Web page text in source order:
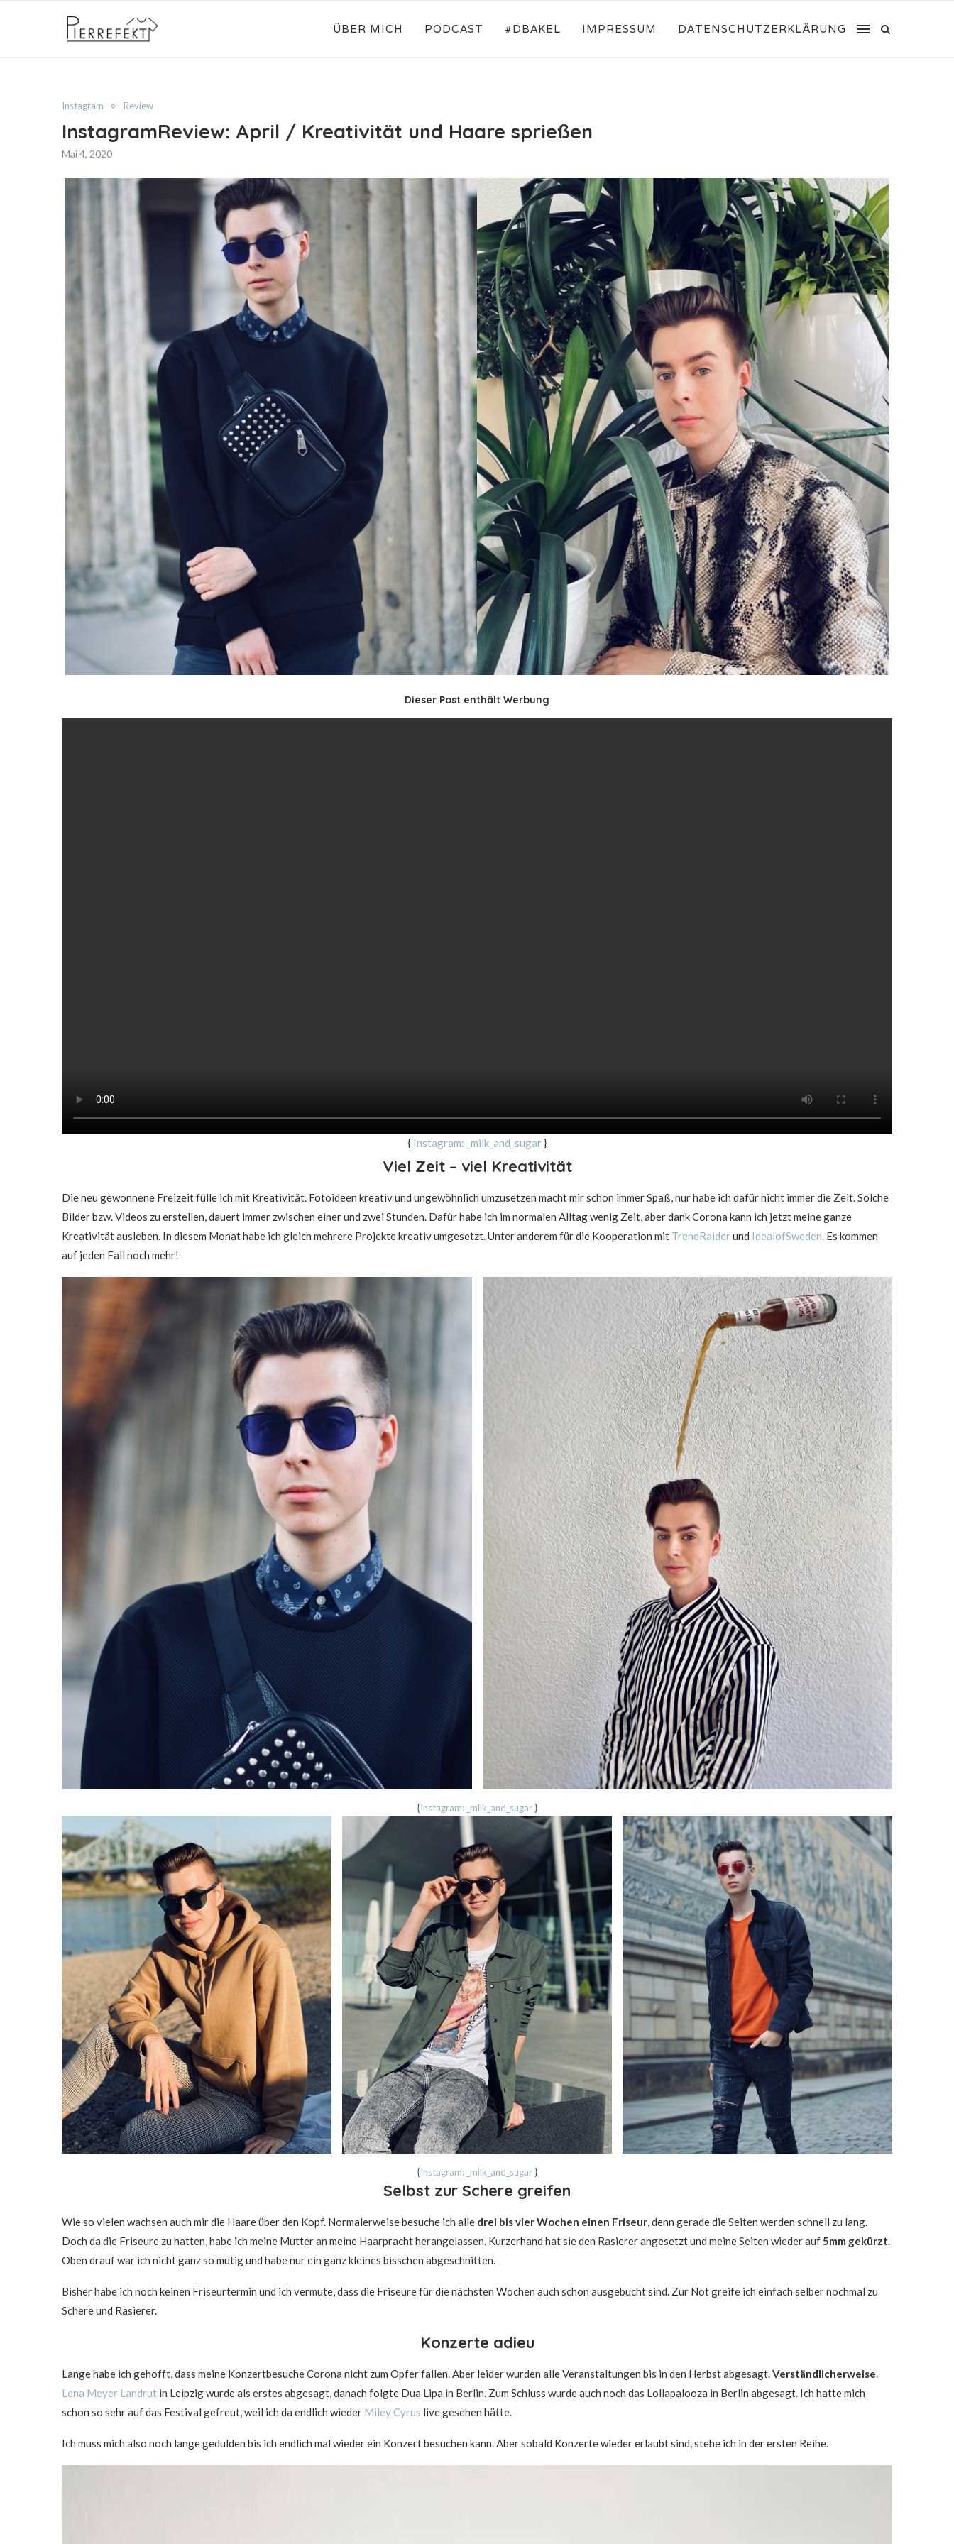
ÜBER MICH PODCAST #DBAKEL IMPRESSUM DATENSCHUTZERKLÄRUNG
Instagram Review
InstagramReview: April / Kreativität und Haare sprießen
Mai 4, 2020
Dieser Post enthält Werbung
{ Instagram: _milk_and_sugar}
Viel Zeit – viel Kreativität
Die neu gewonnene Freizeit fülle ich mit Kreativität. Fotoideen kreativ und ungewöhnlich umzusetzen macht mir schon immer Spaß, nur habe ich dafür nicht immer die Zeit. Solche
Bilder bzw. Videos zu erstellen, dauert immer zwischen einer und zwei Stunden. Dafür habe ich im normalen Alltag wenig Zeit, aber dank Corona kann ich jetzt meine ganze
Kreativität ausleben. In diesem Monat habe ich gleich mehrere Projekte kreativ umgesetzt. Unter anderem für die Kooperation mit TrendRaiderund IdealofSweden. Es kommen
auf jeden Fall noch mehr!
{Instagram: _milk_and_sugar}
{Instagram: _milk_and_sugar}
Selbst zur Schere greifen
Wie so vielen wachsen auch mir die Haare über den Kopf. Normalerweise besuche ich alle drei bis vier Wochen einen Friseur, denn gerade die Seiten werden schnell zu lang.
Doch da die Friseure zu hatten, habe ich meine Mutter an meine Haarpracht herangelassen. Kurzerhand hat sie den Rasierer angesetzt und meine Seiten wieder auf5mm gekürzt.
Oben drauf war ich nicht ganz so mutig und habe nur ein ganz kleines bisschen abgeschnitten.
Bisher habe ich noch keinen Friseurtermin und ich vermute, dass die Friseure für die nächsten Wochen auch schon ausgebucht sind. Zur Not greife ich einfach selber nochmal zu
Schere und Rasierer.
Konzerte adieu
Lange habe ich gehofft, dass meine Konzertbesuche Corona nicht zum Opfer fallen. Aber leider wurden alle Veranstaltungen bis in den Herbst abgesagt.Verständlicherweise.
Lena Meyer Landrut in Leipzig wurde als erstes abgesagt, danach folgte Dua Lipa in Berlin. Zum Schluss wurde auch noch das Lollapalooza in Berlin abgesagt. Ich hatte mich
schon so sehr auf das Festival gefreut, weil ich da endlich wieder Miley Cyrus live gesehen hätte.
Ich muss mich also noch lange gedulden bis ich endlich mal wieder ein Konzert besuchen kann. Aber sobald Konzerte wieder erlaubt sind, stehe ich in der ersten Reihe.